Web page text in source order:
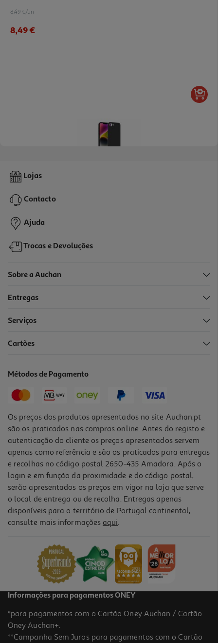
8.49 €/un
8,49 €
Capa Preta Qilive 600190518 Magnética Iphone 16e
13,99 €
Capa Chroma Cellularline Samsung A17 Preta
14,99 €
Lojas
Contacto
Ajuda
Trocas e Devoluções
Sobre a Auchan
Entregas
Serviços
Cartões
Métodos de Pagamento
Os preços dos produtos apresentados no site Auchan.pt
são os praticados nas compras online. Antes do registo e
autenticação do cliente os preços apresentados servem
apenas como referência e são os praticados para entregas
e recolhas no código postal 2650-435 Amadora. Após o
login e em função da proximidade e do código postal,
serão apresentados os preços em vigor na loja que serve
o local de entrega ou de recolha. Entregas apenas
disponíveis para o território de Portugal continental,
consulte mais informações aqui.
Informações para pagamentos ONEY
*para pagamentos com o Cartão Oney Auchan / Cartão
Oney Auchan+.
**Campanha Sem Juros para pagamentos com o Cartão